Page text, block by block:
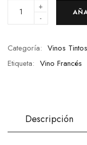
+
-
Categoría: Vinos Tintos
Etiqueta: Vino Francés
Descripción